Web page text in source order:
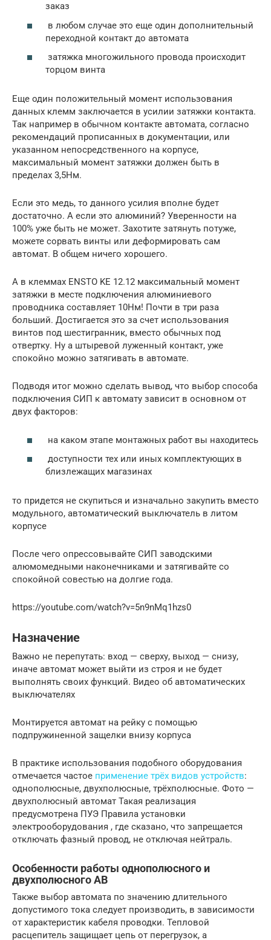
заказ
в любом случае это еще один дополнительный
переходной контакт до автомата
затяжка многожильного провода происходит
торцом винта
Еще один положительный момент использования
данных клемм заключается в усилии затяжки контакта.
Так например в обычном контакте автомата, согласно
рекомендаций прописанных в документации, или
указанном непосредственного на корпусе,
максимальный момент затяжки должен быть в
пределах 3,5Нм.
Если это медь, то данного усилия вполне будет
достаточно. А если это алюминий? Уверенности на
100% уже быть не может. Захотите затянуть потуже,
можете сорвать винты или деформировать сам
автомат. В общем ничего хорошего.
А в клеммах ENSTO KE 12.12 максимальный момент
затяжки в месте подключения алюминиевого
проводника составляет 10Нм! Почти в три раза
больший. Достигается это за счет использования
винтов под шестигранник, вместо обычных под
отвертку. Ну а штыревой луженный контакт, уже
спокойно можно затягивать в автомате.
Подводя итог можно сделать вывод, что выбор способа
подключения СИП к автомату зависит в основном от
двух факторов:
на каком этапе монтажных работ вы находитесь
доступности тех или иных комплектующих в
близлежащих магазинах
то придется не скупиться и изначально закупить вместо
модульного, автоматический выключатель в литом
корпусе
После чего опрессовывайте СИП заводскими
алюмомедными наконечниками и затягивайте со
спокойной совестью на долгие года.
https://youtube.com/watch?v=5n9nMq1hzs0
Назначение
Важно не перепутать: вход — сверху, выход — снизу,
иначе автомат может выйти из строя и не будет
выполнять своих функций. Видео об автоматических
выключателях
Монтируется автомат на рейку с помощью
подпружиненной защелки внизу корпуса
В практике использования подобного оборудования
отмечается частое применение трёх видов устройств:
однополюсные, двухполюсные, трёхполюсные. Фото —
двухполюсный автомат Такая реализация
предусмотрена ПУЭ Правила установки
электрооборудования , где сказано, что запрещается
отключать фазный провод, не отключая нейтраль.
Особенности работы однополюсного и
двухполюсного АВ
Также выбор автомата по значению длительного
допустимого тока следует производить, в зависимости
от характеристик кабеля проводки. Тепловой
расцепитель защищает цепь от перегрузок, а